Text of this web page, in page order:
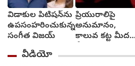
విడాకుల పిటిషన్‌ను
ఉపసంహరించుకున్న
సంగీత విజయ్
ప్రియురాలిపై
అనుమానం,
కాలువ కట్ట
చేసిన ప్రియుడు
వీడియో